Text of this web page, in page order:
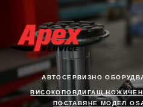
АВТОСЕРВИЗНО
ВИСОКОПОВДИГАЩ
ПОСТАВЯНЕ МОДЕЛ